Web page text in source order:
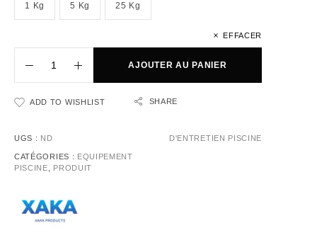
1 Kg 5 Kg 25 Kg
EFFACER
AJOUTER AU PANIER
ADD TO WISHLIST SHARE
UGS : ND
CATÉGORIES : EQUIPEMENT
PISCINE
PRODUIT
D'ENTRETIEN PISCINE